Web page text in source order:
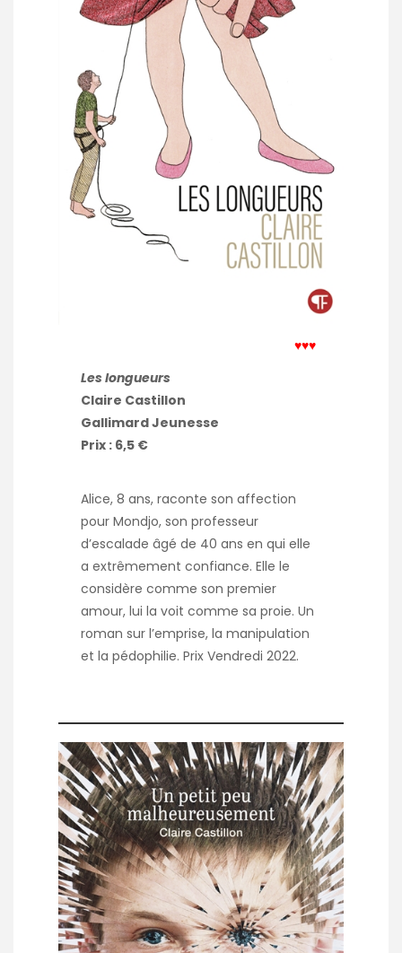
♥♥♥
Les longueurs
Claire Castillon
Gallimard Jeunesse
Prix : 6,5 €
Alice, 8 ans, raconte son affection
pour Mondjo, son professeur
d’escalade âgé de 40 ans en qui elle
a extrêmement confiance. Elle le
considère comme son premier
amour, lui la voit comme sa proie. Un
roman sur l’emprise, la manipulation
et la pédophilie. Prix Vendredi 2022.